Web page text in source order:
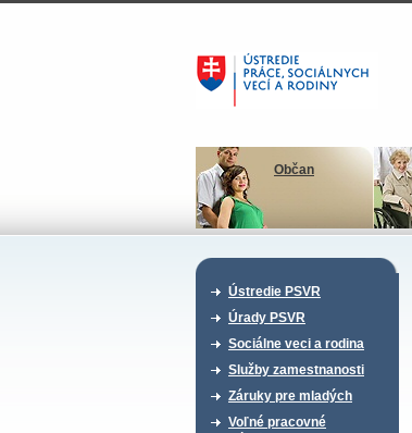
Občan
Ústredie PSVR
Úrady PSVR
Sociálne veci a rodina
Služby zamestnanosti
Záruky pre mladých
Voľné pracovné